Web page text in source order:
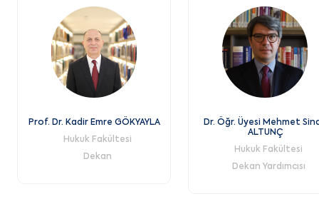
Prof. Dr. Kadir Emre GÖKYAYLA
Hukuk Fakültesi
Dekan
Dr. Öğr. Üyesi Mehmet
ALTUNÇ
Hukuk Fakültesi
Dekan Yardımcısı